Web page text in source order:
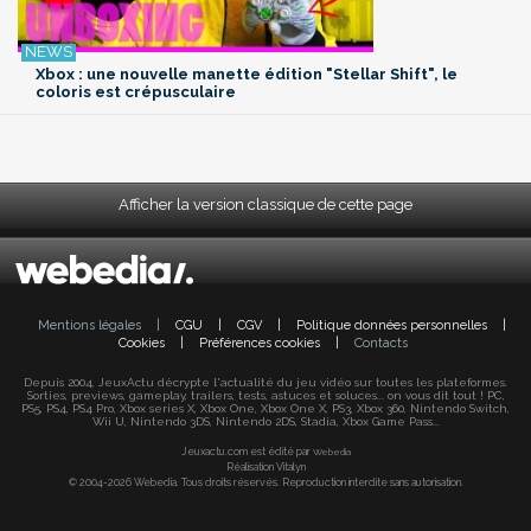
Xbox : une nouvelle manette édition "Stellar Shift", le
coloris est crépusculaire
Afficher la version classique de cette page
Mentions légales CGU CGV Politique données personnelles
Cookies
Préférences cookies Contacts
Depuis 2004, JeuxActu décrypte l'actualité du jeu vidéo sur toutes les plateformes.
Sorties, previews, gameplay, trailers, tests, astuces et soluces... on vous dit tout ! PC,
PS5, PS4, PS4 Pro, Xbox series X, Xbox One, Xbox One X, PS3, Xbox 360, Nintendo Switch,
Wii U, Nintendo 3DS, Nintendo 2DS, Stadia, Xbox Game Pass...
Jeuxactu.com est édité par Webedia
Réalisation Vitalyn
© 2004-2026 Webedia. Tous droits réservés. Reproduction interdite sans autorisation.